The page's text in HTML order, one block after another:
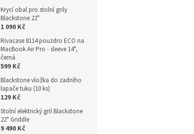
Krycí obal pro stolní grily
Blackstone 22"
1 090 Kč
Rivacase 8114 pouzdro ECO na
MacBook Air Pro - sleeve 14",
černá
599 Kč
Blackstone vložka do zadního
lapače tuku (10 ks)
129 Kč
Stolní elektrický gril Blackstone
22" Griddle
9 490 Kč